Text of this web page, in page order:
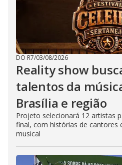
DO R7/03/08/2026
Reality show
talentos da
Brasília e região
Projeto selecionará 12 artistas
final, com histórias de cantores
musical